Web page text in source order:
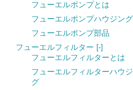
フューエルポンプとは
フューエルポンプハウジング
フューエルポンプ部品
フューエルフィルター [-]
フューエルフィルターとは
フューエルフィルターハウ
グ